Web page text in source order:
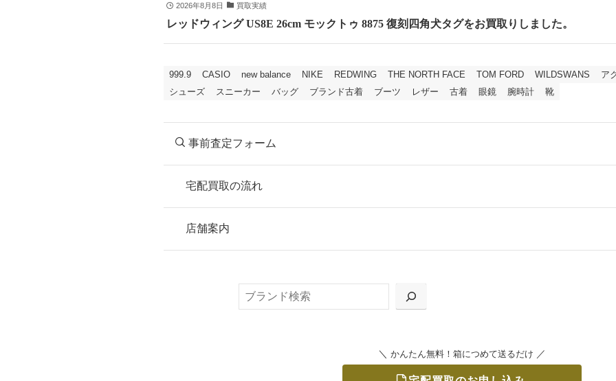
2026年8月8日 買取実績
レッドウィング US8E 26cm モックトゥ 8875 復刻四角犬タグをお買取りしました。
999.9 CASIO new balance NIKE REDWING THE NORTH FACE TOM FORD WILDSWANS
ア
シューズ
スニーカー バッグ ブランド古着 ブーツ レザー 古着 眼鏡 腕時計 靴
事前査定フォーム
宅配買取の流れ
お申込み
または梱包材不要の「集荷申込」からお選びいただけます。
店舗案内
＼ かんたん無料！箱につめて送るだけ ／